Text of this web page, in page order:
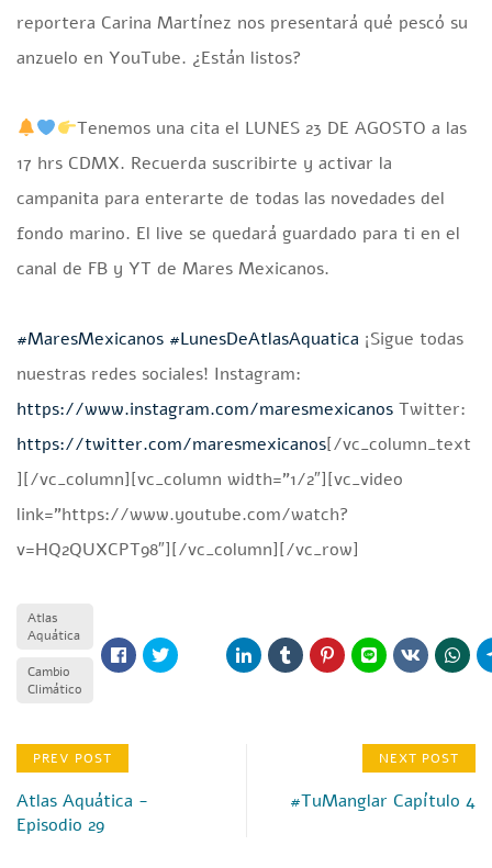
reportera Carina Martínez nos presentará qué pescó su
anzuelo en YouTube. ¿Están listos?
Tenemos una cita el LUNES 23 DE AGOSTO a las
17 hrs CDMX. Recuerda suscribirte y activar la
campanita para enterarte de todas las novedades del
fondo marino. El live se quedará guardado para ti en el
canal de FB y YT de Mares Mexicanos.
#MaresMexicanos #LunesDeAtlasAquatica ¡Sigue todas
nuestras redes sociales! Instagram:
https://www.instagram.com/maresmexicanos Twitter:
https://twitter.com/maresmexicanos[/vc_column_text
][/vc_column][vc_column width=”1/2″][vc_video
link=”https://www.youtube.com/watch?
v=HQ2QUXCPT98″][/vc_column][/vc_row]
Atlas
Aquática
Cambio
Climático
PREV POST
Atlas Aquática -
Episodio 29
NEXT POST
#TuManglar Capítulo 4